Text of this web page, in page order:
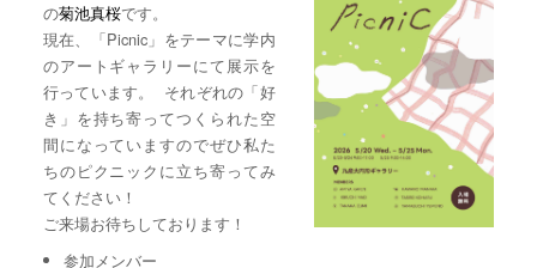
の菊池真桜です。
現在、「Picnic」をテーマに学内
のアートギャラリーにて展示を
行っています。 それぞれの「好
き」を持ち寄ってつくられた空
間になっていますのでぜひ私た
ちのピクニックに立ち寄ってみ
てください！
ご来場お待ちしております！
参加メンバー